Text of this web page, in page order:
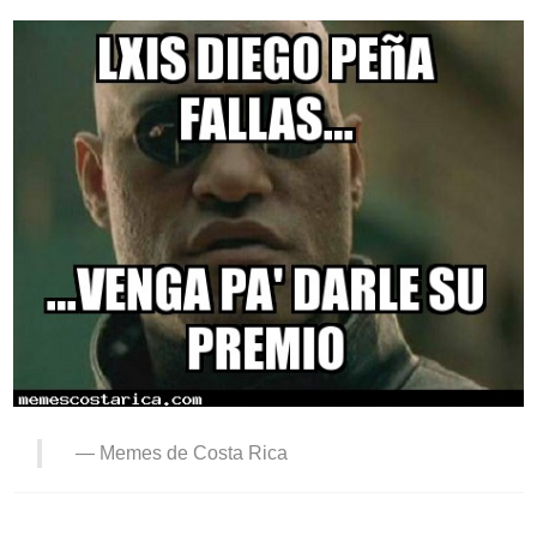
— Memes de Costa Rica